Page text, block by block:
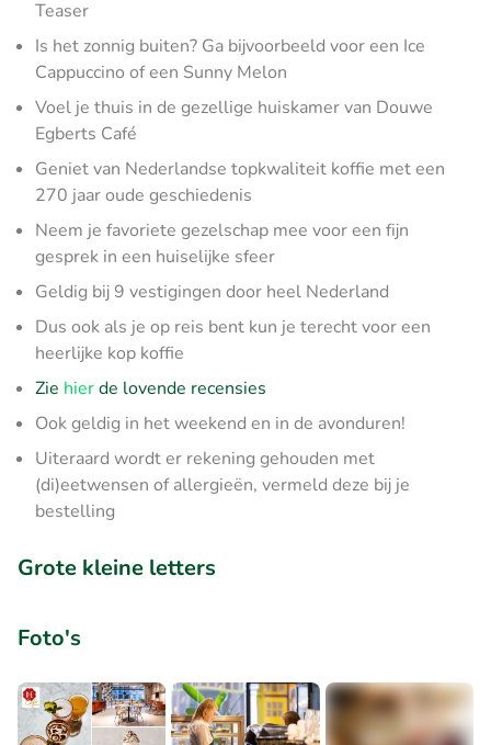
Teaser
Is het zonnig buiten? Ga bijvoorbeeld voor een Ice
Cappuccino of een Sunny Melon
Voel je thuis in de gezellige huiskamer van Douwe
Egberts Café
Geniet van Nederlandse topkwaliteit koffie met een
270 jaar oude geschiedenis
Neem je favoriete gezelschap mee voor een fijn
gesprek in een huiselijke sfeer
Geldig bij 9 vestigingen door heel Nederland
Dus ook als je op reis bent kun je terecht voor een
heerlijke kop koffie
Zie hierde lovende recensies
Ook geldig in het weekend en in de avonduren!
Uiteraard wordt er rekening gehouden met
(di)eetwensen of allergieën, vermeld deze bij je
bestelling
Grote kleine letters
Foto's